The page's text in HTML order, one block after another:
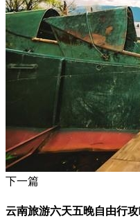
下一篇
云南旅游六天五晚自由行